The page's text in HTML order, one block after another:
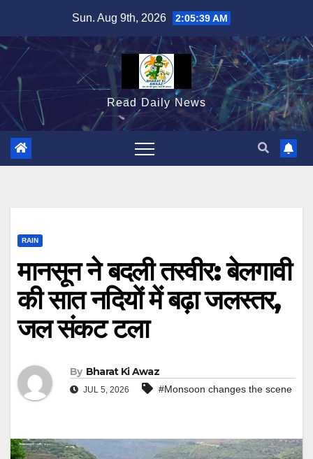
content
Sun. Aug 9th, 2026 2:05:40 AM
Read Daily News
RAIN
मानसून ने बदली तस्वीर: बेलगावी
की सात नदियों में बढ़ा जलस्तर,
जल संकट टला
By Bharat Ki Awaz
JUL 5, 2026 #Monsoon changes the scene